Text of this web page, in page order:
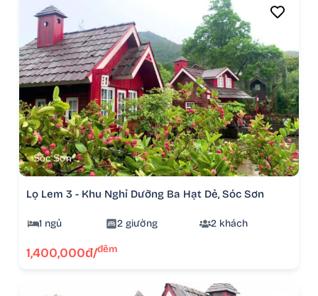
Sóc Sơn
Lọ Lem 3 - Khu Nghỉ Dưỡng Ba Hạt Dẻ, Sóc Sơn
1 ngủ 2 giường 2 khách
1,400,000đ/đêm